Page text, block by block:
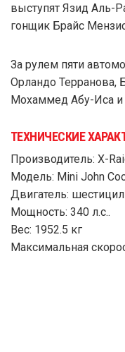
выступят Язид Аль-
гонщик Брайс
За рулем пяти
Орландо Терранова,
Мохаммед Абу-Иса и
ТЕХНИЧЕСКИЕ
Производитель: X-
Модель: Mini John
Двигатель:
Мощность: 340 л.с..
Вес: 1952.5 кг
Максимальная